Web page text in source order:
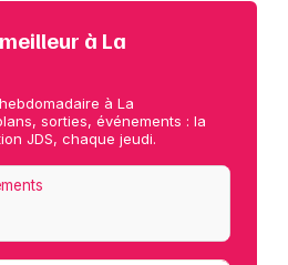
à La
à La
sorties, événements : la
JDS, chaque jeudi.